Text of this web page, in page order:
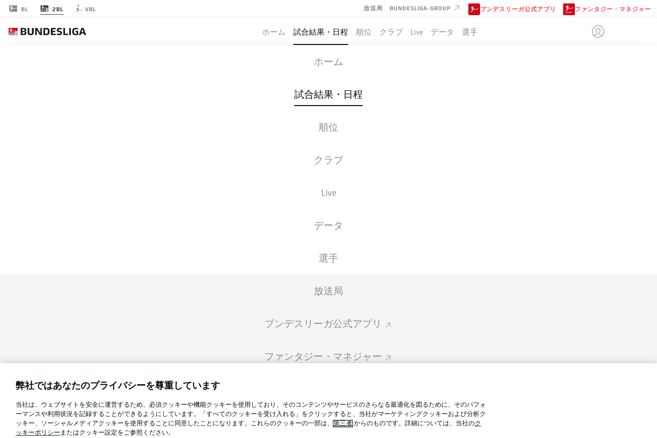
BL 2BL VBL 放送局 BUNDESLIGA-GROUP ブンデスリーガ公式アプリ ファンタジー・マネジャー
ホーム 試合結果・日程 順位 クラブ Live データ 選手
ホーム
試合結果・日程
順位
クラブ
Live
データ
選手
放送局
ブンデスリーガ公式アプリ
ファンタジー・マネジャー
言語をお選びください
日本語 Display Mode
GREUTHER FÜRTH WOLFSBURG
スターティングメンバー
スターティングメンバーは試合開始の 60分前に公開されます
Football as it's meant to be
BUNDESLIGA APP
利用条件
求人
弊社ではあなたのプライバシーを尊重しています
当社は、ウェブサイトを安全に運営するため、必須クッキーや機能クッキーを使用しており、そのコンテンツやサービスのさらなる最適化を図るために、そのパフォ
ーマンスや利用状況を記録することができるようにしています。「すべてのクッキーを受け入れる」をクリックすると、当社がマーケティングクッキーおよび分析ク
ッキー、ソーシャルメディアクッキーを使用することに同意したことになります。これらのクッキーの一部は、 第三者 からのものです。詳細については、当社のク
ッキーポリシー またはクッキー設定をご参照ください。